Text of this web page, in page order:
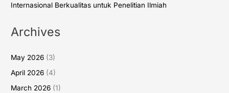
Internasional Berkualitas untuk Penelitian Ilmiah
Archives
May 2026 (3)
April 2026 (4)
March 2026 (1)